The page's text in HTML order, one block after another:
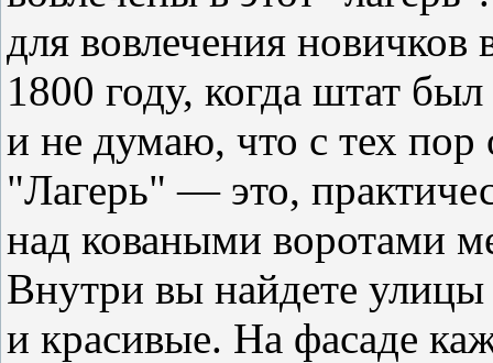
для вовлечения
1800 году, когда штат
и не думаю, что с тех пор
"Лагерь" — это,
над коваными воротами
Внутри вы найдете
и красивые. На фасаде